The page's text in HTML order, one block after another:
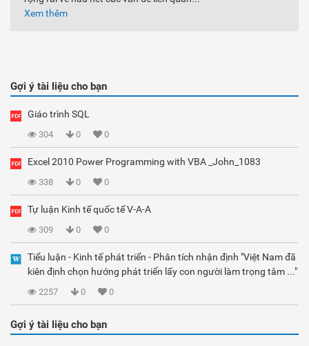
Xem thêm
Gợi ý tài liệu cho bạn
Giáo trình SQL
304 0 0
Excel 2010 Power Programming with VBA _John_1083
338 0 0
Tự luận Kinh tế quốc tế V-A-A
309 0 0
Tiểu luận - Kinh tế phát triển - Phân tích nhận định "Việt Nam đã
kiên định chọn hướng phát triển lấy con người làm trọng tâm ..."
2257 0 0
Gợi ý tài liệu cho bạn